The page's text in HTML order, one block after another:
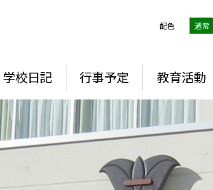
配色 通常
学校日記 行事予定 教育活動